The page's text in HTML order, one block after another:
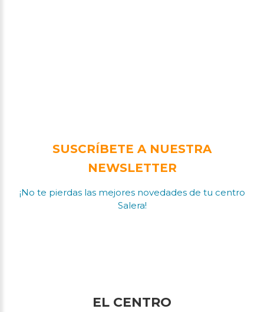
SUSCRÍBETE A NUESTRA
NEWSLETTER
¡No te pierdas las mejores novedades de tu centro
Salera!
EL CENTRO